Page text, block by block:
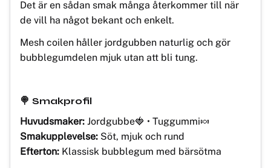
Det är en sådan smak många återkommer till när
de vill ha något bekant och enkelt.
Mesh coilen håller jordgubben naturlig och gör
bubblegumdelen mjuk utan att bli tung.
🍭 Smakprofil
Huvudsmaker: Jordgubbe🍓 • Tuggummi🍬
Smakupplevelse: Söt, mjuk och rund
Efterton: Klassisk bubblegum med bärsötma